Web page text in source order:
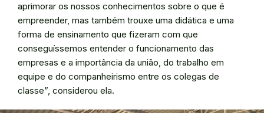
aprimorar os nossos conhecimentos sobre o que é
empreender, mas também trouxe uma didática e uma
forma de ensinamento que fizeram com que
conseguíssemos entender o funcionamento das
empresas e a importância da união, do trabalho em
equipe e do companheirismo entre os colegas de
classe”, considerou ela.